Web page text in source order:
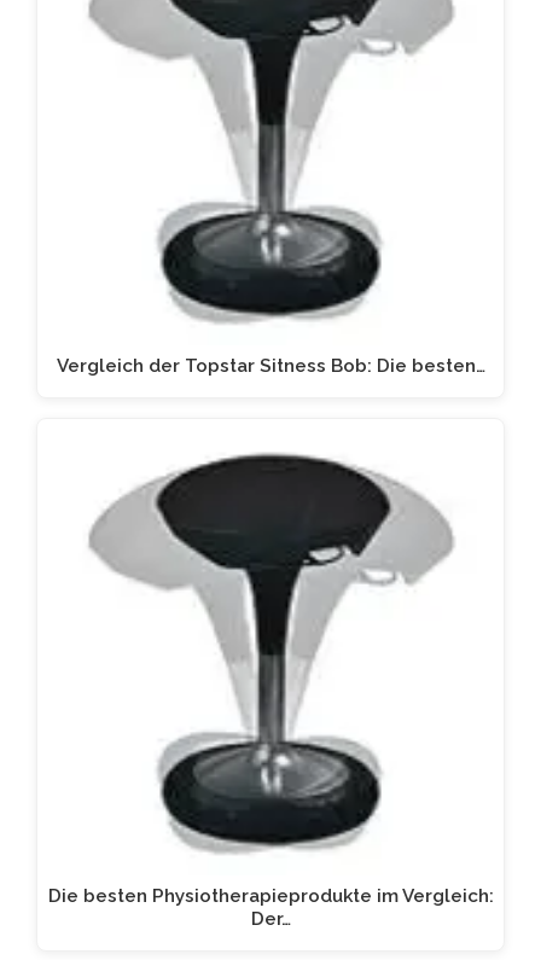
Vergleich der Topstar Sitness Bob: Die besten…
Die besten Physiotherapieprodukte im Vergleich:
Der…